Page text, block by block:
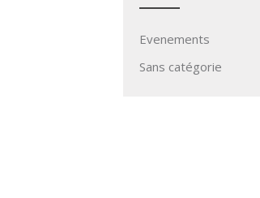
Evenements
Sans catégorie